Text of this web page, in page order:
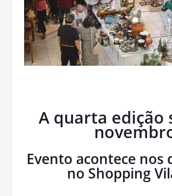
A quarta edição
Evento acontece nos
no Shopping